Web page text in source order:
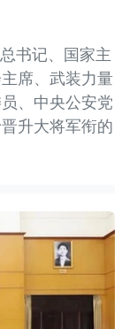
书记、国家主
席、武装力量
、中央公安党
升大将军衔的